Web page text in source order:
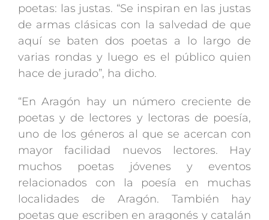
poetas: las justas. “Se inspiran en las justas
de armas clásicas con la salvedad de que
aquí se baten dos poetas a lo largo de
varias rondas y luego es el público quien
hace de jurado”, ha dicho.
“En Aragón hay un número creciente de
poetas y de lectores y lectoras de poesía,
uno de los géneros al que se acercan con
mayor facilidad nuevos lectores. Hay
muchos poetas jóvenes y eventos
relacionados con la poesía en muchas
localidades de Aragón. También hay
poetas que escriben en aragonés y catalán